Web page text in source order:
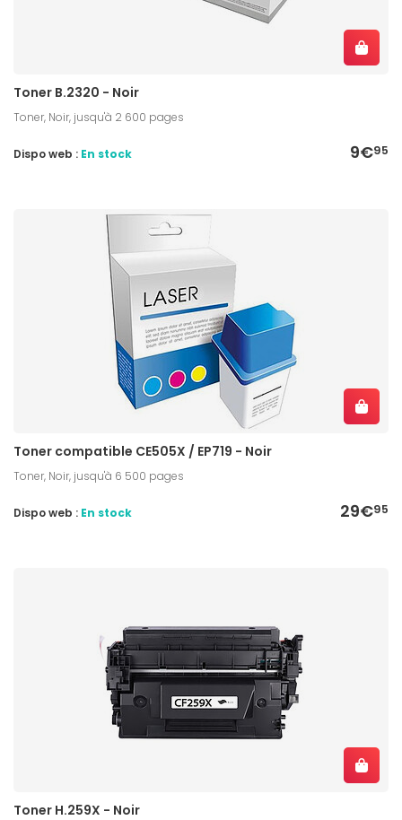
Toner B.2320 - Noir
Toner, Noir, jusqu'à 2 600 pages
9€95
Dispo web : En stock
Toner compatible CE505X / EP719 - Noir
Toner, Noir, jusqu'à 6 500 pages
29€95
Dispo web : En stock
Toner H.259X - Noir